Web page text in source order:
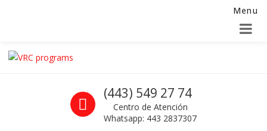
Menu
Skip to navigation
Skip to content
La seguridad de su empresa es nuestro negocio.
Call us
(443) 549 27 74
Centro de Atención
Whatsapp: 443 2837307